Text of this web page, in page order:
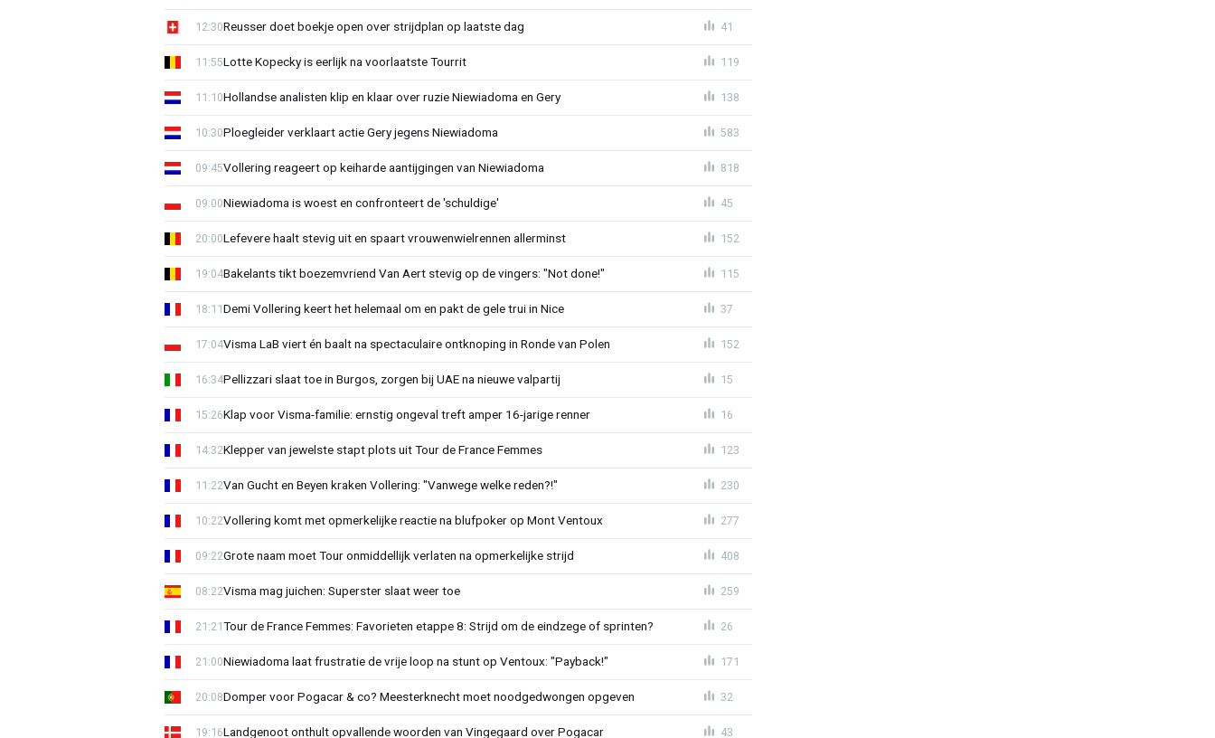
Reusser doet boekje open over strijdplan op laatste dag
12:30 41
Lotte Kopecky is eerlijk na voorlaatste Tourrit
11:55 119
Hollandse analisten klip en klaar over ruzie Niewiadoma en Gery
11:10 138
Ploegleider verklaart actie Gery jegens Niewiadoma
10:30 583
Vollering reageert op keiharde aantijgingen van Niewiadoma
09:45 818
Niewiadoma is woest en confronteert de 'schuldige'
09:00 45
Lefevere haalt stevig uit en spaart vrouwenwielrennen allerminst
20:00 152
Bakelants tikt boezemvriend Van Aert stevig op de vingers: "Not done!"
19:04 115
Demi Vollering keert het helemaal om en pakt de gele trui in Nice
18:11 37
Visma LaB viert én baalt na spectaculaire ontknoping in Ronde van Polen
17:04 152
Pellizzari slaat toe in Burgos, zorgen bij UAE na nieuwe valpartij
16:34 15
Klap voor Visma-familie: ernstig ongeval treft amper 16-jarige renner
15:26 16
Klepper van jewelste stapt plots uit Tour de France Femmes
14:32 123
Van Gucht en Beyen kraken Vollering: "Vanwege welke reden?!"
11:22 230
Vollering komt met opmerkelijke reactie na blufpoker op Mont Ventoux
10:22 277
Grote naam moet Tour onmiddellijk verlaten na opmerkelijke strijd
09:22 408
Visma mag juichen: Superster slaat weer toe
08:22 259
Tour de France Femmes: Favorieten etappe 8: Strijd om de eindzege of sprinten?
21:21 26
Niewiadoma laat frustratie de vrije loop na stunt op Ventoux: "Payback!"
21:00 171
Domper voor Pogacar & co? Meesterknecht moet noodgedwongen opgeven
20:08 32
Landgenoot onthult opvallende woorden van Vingegaard over Pogacar
19:16 43